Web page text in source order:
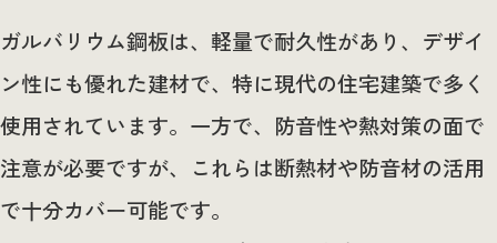
ガルバリウム鋼板は、軽量で耐久性があり、デザイ
ン性にも優れた建材で、特に現代の住宅建築で多く
使用されています。一方で、防音性や熱対策の面で
注意が必要ですが、これらは断熱材や防音材の活用
で十分カバー可能です。